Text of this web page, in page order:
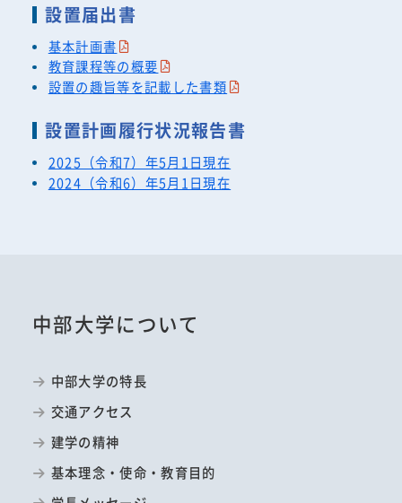
設置届出書
基本計画書
教育課程等の概要
設置の趣旨等を記載した書類
設置計画履行状況報告書
2025（令和7）年5月1日現在
2024（令和6）年5月1日現在
中部大学について
中部大学の特長
交通アクセス
建学の精神
基本理念・使命・教育目的